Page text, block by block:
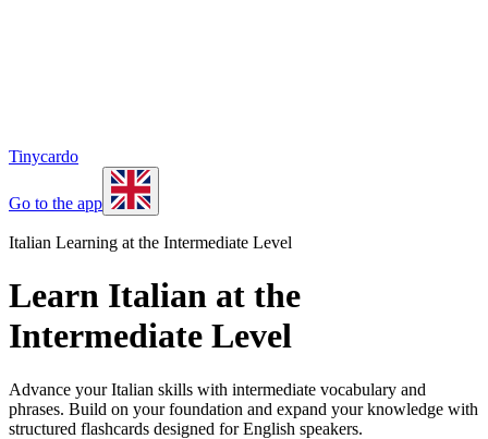
Tinycardo
Go to the app
Italian Learning at the Intermediate Level
Learn Italian at the
Intermediate Level
Advance your Italian skills with intermediate vocabulary and
phrases. Build on your foundation and expand your knowledge with
structured flashcards designed for English speakers.